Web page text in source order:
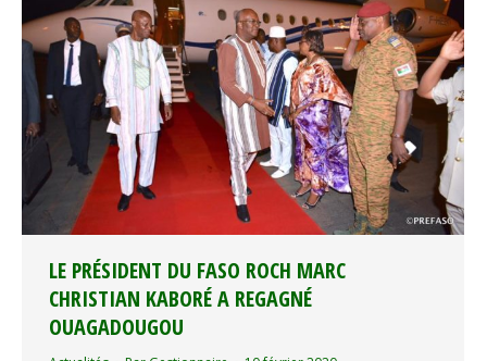
LE PRÉSIDENT DU FASO ROCH MARC
CHRISTIAN KABORÉ A REGAGNÉ
OUAGADOUGOU